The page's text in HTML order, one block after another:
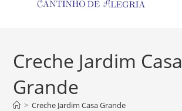
Creche Jardim Casa
Grande
> Creche Jardim Casa Grande